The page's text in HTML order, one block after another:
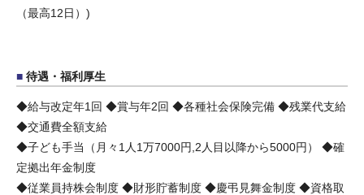
（最高12日）)
待遇・福利厚生
◆給与改定年1回 ◆賞与年2回 ◆各種社会保険完備 ◆残業代支給
◆交通費全額支給
◆子ども手当（月々1人1万7000円,2人目以降から5000円） ◆確
定拠出年金制度
◆従業員持株会制度 ◆財形貯蓄制度 ◆慶弔見舞金制度 ◆資格取